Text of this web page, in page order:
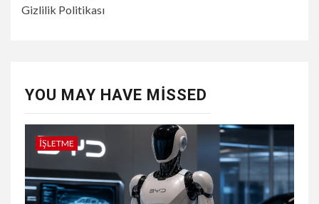
Gizlilik Politikası
YOU MAY HAVE MISSED
İŞLETME